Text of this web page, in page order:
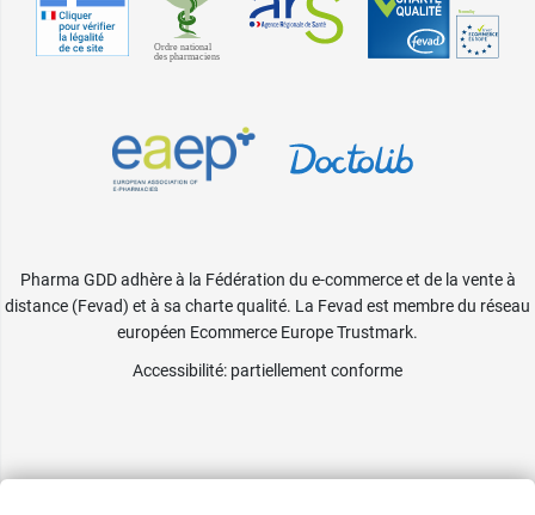
Pharma GDD adhère à la Fédération du e-commerce et de la vente à
distance (Fevad) et à sa charte qualité. La Fevad est membre du réseau
européen Ecommerce Europe Trustmark.
Accessibilité: partiellement conforme